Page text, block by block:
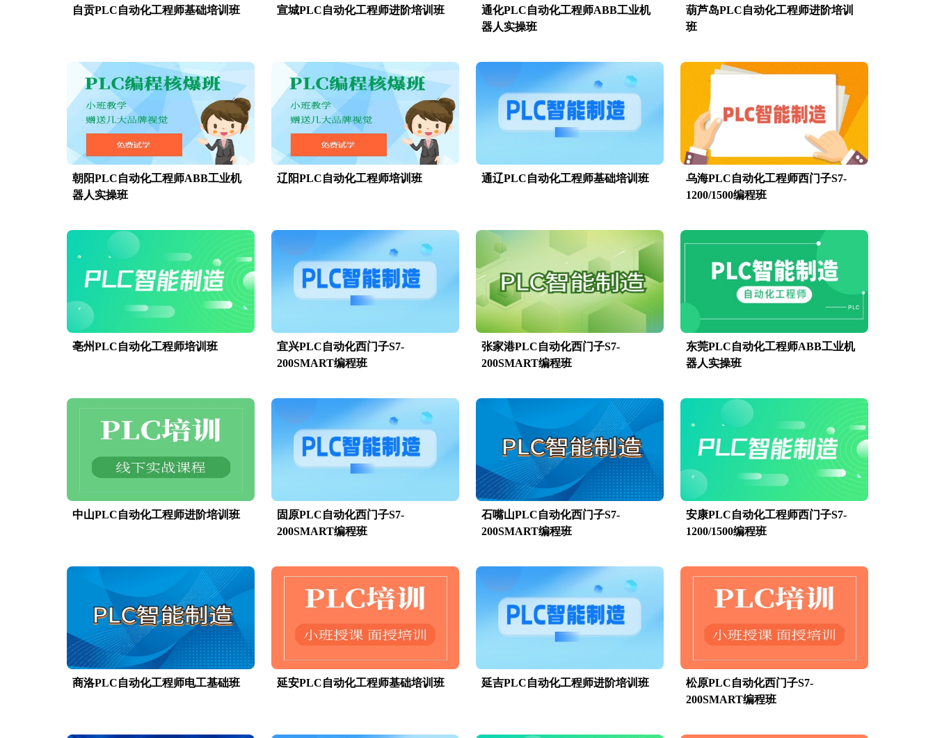
自贡PLC自动化工程师基础培训班 宣城PLC自动化工程师进阶培训班
通化PLC自动化工程师ABB工业机
器人实操班
葫芦岛PLC自动化工程师进阶培训
班
朝阳PLC自动化工程师ABB工业机
器人实操班
辽阳PLC自动化工程师培训班 通辽PLC自动化工程师基础培训班
乌海PLC自动化工程师西门子S7-
1200/1500编程班
亳州PLC自动化工程师培训班
宜兴PLC自动化西门子S7-
200SMART编程班
张家港PLC自动化西门子S7-
200SMART编程班
东莞PLC自动化工程师ABB工业机
器人实操班
中山PLC自动化工程师进阶培训班
固原PLC自动化西门子S7-
200SMART编程班
石嘴山PLC自动化西门子S7-
200SMART编程班
安康PLC自动化工程师西门子S7-
1200/1500编程班
商洛PLC自动化工程师电工基础班 延安PLC自动化工程师基础培训班 延吉PLC自动化工程师进阶培训班
松原PLC自动化西门子S7-
200SMART编程班